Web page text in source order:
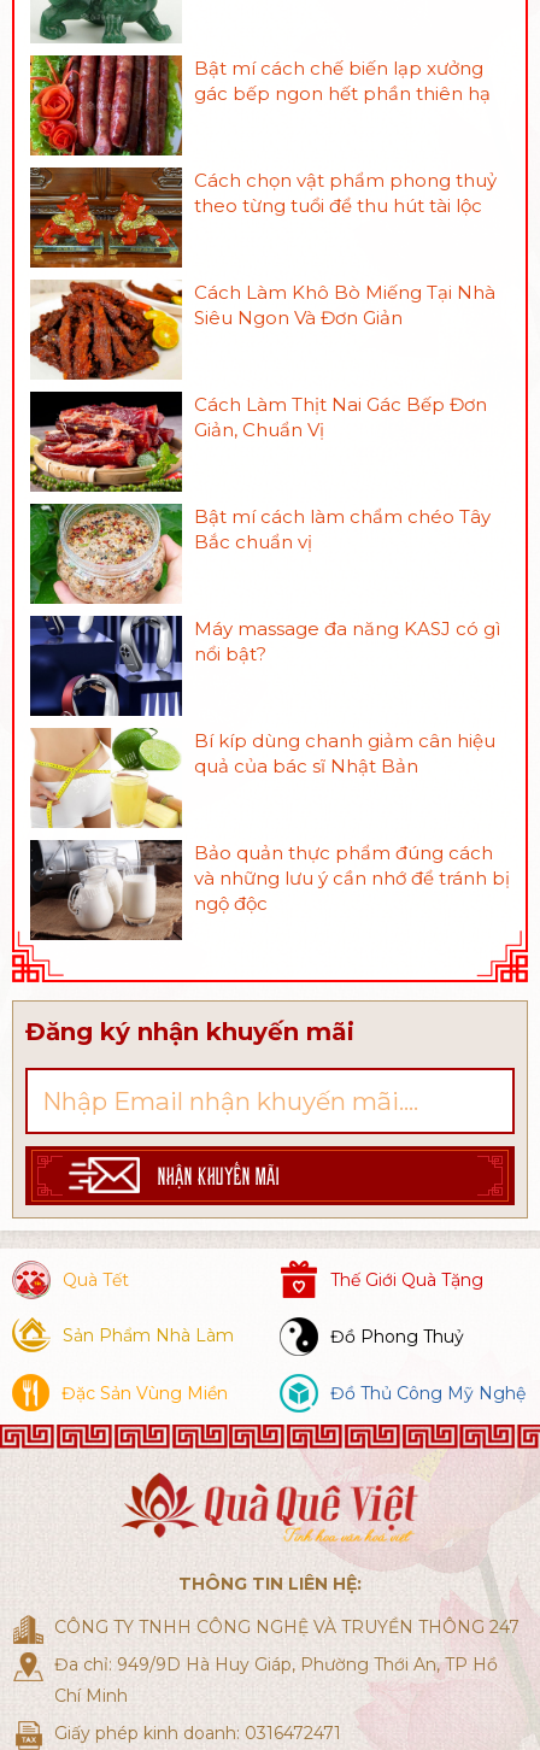
Bật mí cách chế biến lạp xưởng
gác bếp ngon hết phần thiên hạ
Cách chọn vật phẩm phong thuỷ
theo từng tuổi để thu hút tài lộc
Cách Làm Khô Bò Miếng Tại Nhà
Siêu Ngon Và Đơn Giản
Cách Làm Thịt Nai Gác Bếp Đơn
Giản, Chuẩn Vị
Bật mí cách làm chẩm chéo Tây
Bắc chuẩn vị
Máy massage đa năng KASJ có gì
nổi bật?
Bí kíp dùng chanh giảm cân hiệu
quả của bác sĩ Nhật Bản
Bảo quản thực phẩm đúng cách
và những lưu ý cần nhớ để tránh bị
ngộ độc
Đăng ký nhận khuyến mãi
NHẬN KHUYẾN MÃI
Quà Tết Thế Giới Quà Tặng
Sản Phẩm Nhà Làm Đồ Phong Thuỷ
Đặc Sản Vùng Miền Đồ Thủ Công Mỹ Nghệ
THÔNG TIN LIÊN HỆ:
CÔNG TY TNHH CÔNG NGHỆ VÀ TRUYỀN THÔNG 247
Đa chỉ: 949/9D Hà Huy Giáp, Phường Thới An, TP Hồ
Chí Minh
Giấy phép kinh doanh: 0316472471